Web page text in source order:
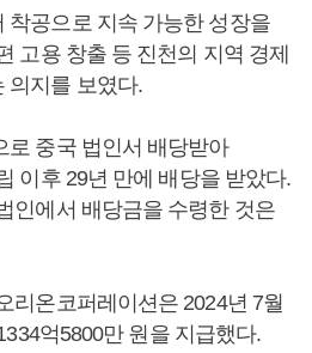
착공으로 지속 가능한 성장을
고용 창출 등 진천의 지역 경제
의지를 보였다.
중국 법인서 배당받아
이후 29년 만에 배당을 받았다.
인에서 배당금을 수령한 것은
리온코퍼레이션은 2024년 7월
억5800만 원을 지급했다.